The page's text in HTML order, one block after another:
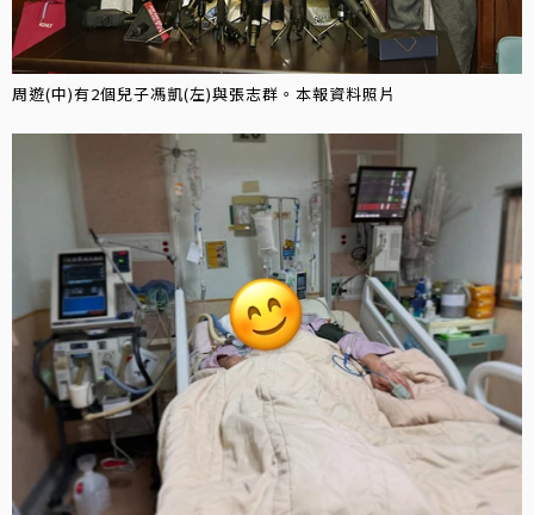
周遊(中)有2個兒子馮凱(左)與張志群。本報資料照片